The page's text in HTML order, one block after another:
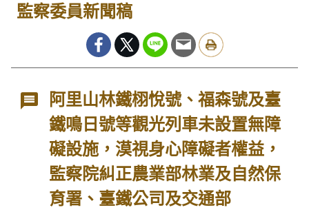
監察委員新聞稿
阿里山林鐵栩悅號、福森號及臺
鐵鳴日號等觀光列車未設置無障
礙設施，漠視身心障礙者權益，
監察院糾正農業部林業及自然保
育署、臺鐵公司及交通部